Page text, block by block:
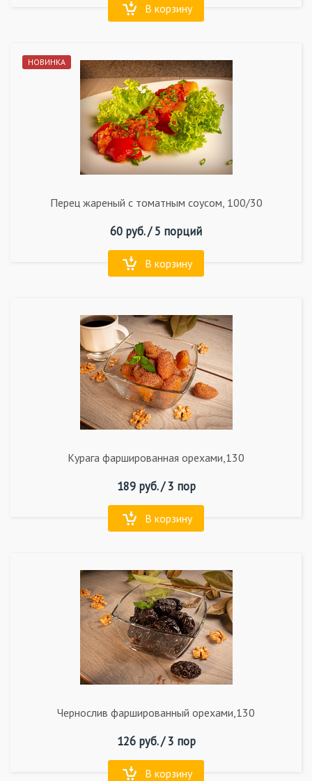
В корзину
НОВИНКА
Перец жареный с томатным соусом, 100/30
60 руб. /5 порций
В корзину
Курага фаршированная орехами,130
189руб. /3 пор
В корзину
Чернослив фаршированный орехами,130
126руб. /3 пор
В корзину